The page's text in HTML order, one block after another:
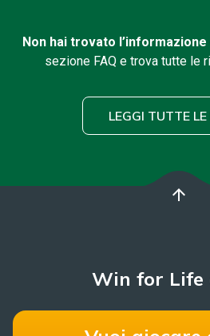
Non hai trovato
sezione FAQ e trova tutte le
LEGGI TUTTE
arrow_upward
Win for Life